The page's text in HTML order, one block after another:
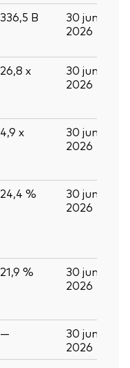
336,5 B
30 jun
2026
26,8 x
30 jun
2026
4,9 x
30 jun
2026
24,4 %
30 jun
2026
21,9 %
30 jun
2026
—
30 jun
2026